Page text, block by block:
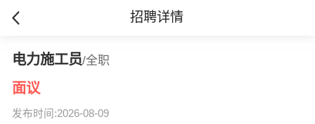
招聘详情
电力施工员/全职
面议
发布时间:2026-08-09